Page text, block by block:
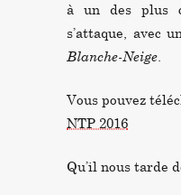
à un des plus
s’attaque, avec
Blanche-Neige
Vous pouvez
NTP 2016
Qu’il nous tarde